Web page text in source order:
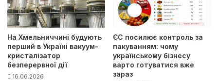
На Хмельниччині будують
перший в Україні вакуум-
кристалізатор
безперервної дії
16.06.2026
ЄС посилює контроль за
пакуванням: чому
українському бізнесу
варто готуватися вже
зараз